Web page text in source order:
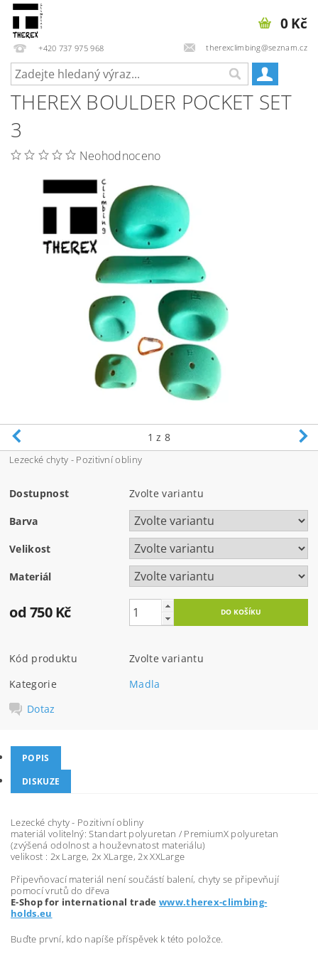
+420 737 975 968 therexclimbing@seznam.cz
0 Kč
THEREX BOULDER POCKET SET
3
Neohodnoceno
1 z 8
Lezecké chyty - Pozitivní obliny
Dostupnost Zvolte variantu
Barva
Velikost
Materiál
od 750 Kč
Kód produktu
Zvolte variantu
Kategorie
Madla
Dotaz
POPIS
DISKUZE
Lezecké chyty - Pozitivní obliny
materiál volitelný: Standart polyuretan / PremiumX polyuretan
(zvýšená odolnost a houževnatost materiálu)
velikost : 2x Large, 2x XLarge, 2x XXLarge
Připevňovací materiál není součástí balení, chyty se připevňují
pomocí vrutů do dřeva
E-Shop for international trade www.therex-climbing-
holds.eu
Buďte první, kdo napíše příspěvek k této položce.